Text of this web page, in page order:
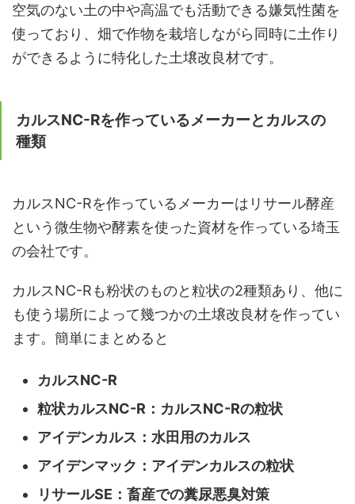
空気のない土の中や高温でも活動できる嫌気性菌を
使っており、畑で作物を栽培しながら同時に土作り
ができるように特化した土壌改良材です。
カルスNC-Rを作っているメーカーとカルスの
種類
カルスNC-Rを作っているメーカーはリサール酵産
という微生物や酵素を使った資材を作っている埼玉
の会社です。
カルスNC-Rも粉状のものと粒状の2種類あり、他に
も使う場所によって幾つかの土壌改良材を作ってい
ます。簡単にまとめると
カルスNC-R
粒状カルスNC-R：カルスNC-Rの粒状
アイデンカルス：水田用のカルス
アイデンマック：アイデンカルスの粒状
リサールSE：畜産での糞尿悪臭対策